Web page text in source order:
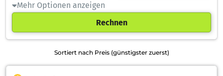
Mehr Optionen anzeigen
Rechnen
Sortiert nach Preis (günstigster zuerst)